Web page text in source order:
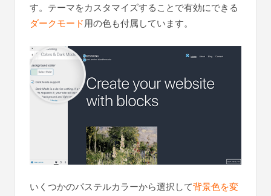
す。テーマをカスタマイズすることで有効にできる
ダークモード用の色も付属しています。
いくつかのパステルカラーから選択して背景色を変